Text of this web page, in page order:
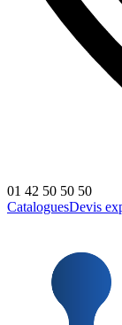
01 42 50 50 50
CataloguesDevis